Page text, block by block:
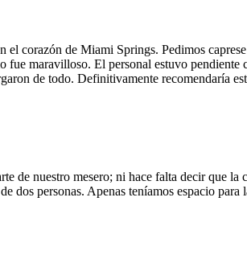
corazón de Miami Springs. Pedimos
maravilloso. El personal estuvo pendiente
de todo. Definitivamente recomendaría
de nuestro mesero; ni hace falta decir que la
personas. Apenas teníamos espacio para